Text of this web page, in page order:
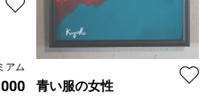
アム
青い服の女性